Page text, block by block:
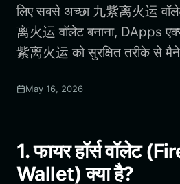
लिए सबसे अच्छा 九紫离火运
离火运 वॉलेट बनाना, DApps
紫离火运 को सुरक्षित तरीके से
May 16, 2026
1. फायर हॉर्स वॉलेट
Wallet) क्या है?